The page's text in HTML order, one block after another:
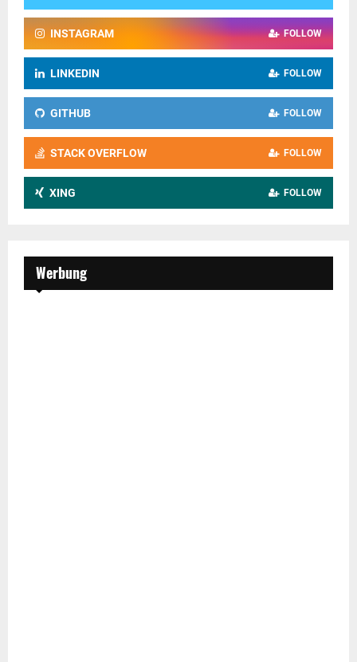
INSTAGRAM FOLLOW
LINKEDIN FOLLOW
GITHUB FOLLOW
STACK OVERFLOW FOLLOW
XING FOLLOW
Werbung